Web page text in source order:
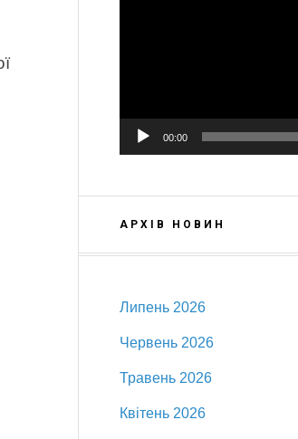
00:00
АРХІВ НОВИН
Липень 2026
Червень 2026
Травень 2026
Квітень 2026